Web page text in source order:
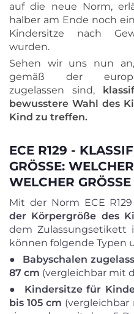
auf die neue Norm,
halber am Ende noch
Kindersitze nach
wurden.
Sehen wir uns nun
gemäß der
zugelassen sind,
bewusstere Wahl des
Kind zu treffen.
ECE R129 -
GRÖSSE:
ELCHER GRÖSSE
Mit der Norm ECE
der Körpergröße des
dem
können folgende Typen
●
Babyschalen
87 cm (vergleichbar mit
●
Kindersitze für
bis 105 cm (vergleichbar